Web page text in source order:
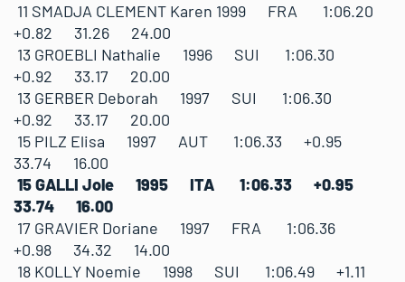
11 SMADJA CLEMENT Karen 1999 FRA 1:06.20
+0.82 31.26 24.00
13 GROEBLI Nathalie 1996 SUI 1:06.30
+0.92 33.17 20.00
13 GERBER Deborah 1997 SUI 1:06.30
+0.92 33.17 20.00
15 PILZ Elisa 1997 AUT 1:06.33 +0.95
33.74 16.00
15 GALLI Jole 1995 ITA 1:06.33 +0.95
33.74 16.00
17 GRAVIER Doriane 1997 FRA 1:06.36
+0.98 34.32 14.00
18 KOLLY Noemie 1998 SUI 1:06.49 +1.11